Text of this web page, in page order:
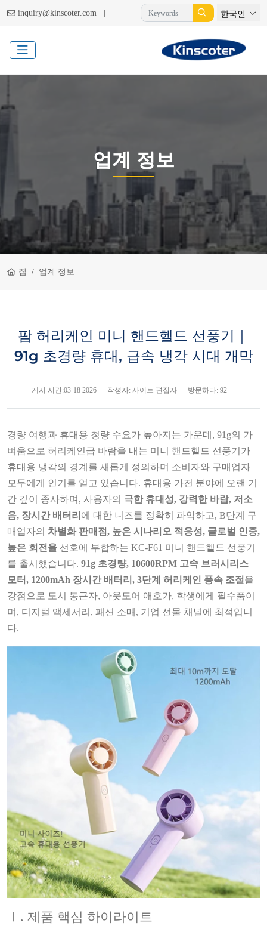
inquiry@kinscoter.com | 한국인
업계 정보
집 업계 정보
팜 허리케인 미니 핸드헬드 선풍기｜
91g 초경량 휴대, 급속 냉각 시대 개막
게시 시간:03-18 2026 작성자: 사이트 편집자 방문하다: 92
경량 여행과 휴대용 청량 수요가 높아지는 가운데, 91g의 가
벼움으로 허리케인급 바람을 내는 미니 핸드헬드 선풍기가
휴대용 냉각의 경계를 새롭게 정의하며 소비자와 구매업자
모두에게 인기를 얻고 있습니다. 휴대용 가전 분야에 오랜 기
간 깊이 종사하며, 사용자의 극한 휴대성, 강력한 바람, 저소
음, 장시간 배터리 에 대한 니즈를 정확히 파악하고, B단계 구
매업자의 차별화 판매점, 높은 시나리오 적응성, 글로벌 인증,
높은 회전율 선호에 부합하는 KC-F61 미니 핸드헬드 선풍기
를 출시했습니다. 91g 초경량, 10600RPM 고속 브러시리스
모터, 1200mAh 장시간 배터리, 3단계 허리케인 풍속 조절 을
강점으로 도시 통근자, 아웃도어 애호가, 학생에게 필수품이
며, 디지털 액세서리, 패션 소매, 기업 선물 채널에 최적입니
다.
Ⅰ. 제품 핵심 하이라이트